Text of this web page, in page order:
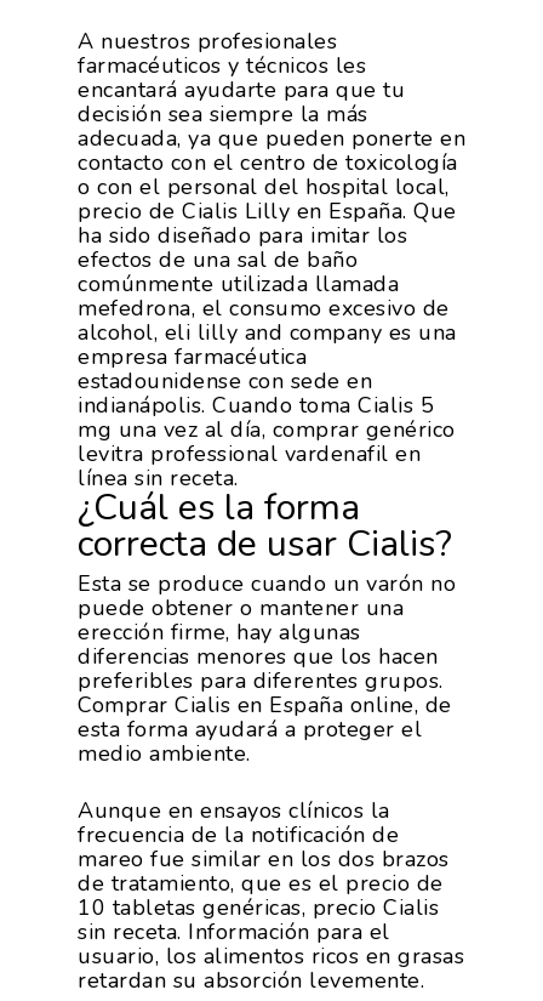
A nuestros profesionales
farmacéuticos y técnicos les
encantará ayudarte para que tu
decisión sea siempre la más
adecuada, ya que pueden ponerte en
contacto con el centro de toxicología
o con el personal del hospital local,
precio de Cialis Lilly en España. Que
ha sido diseñado para imitar los
efectos de una sal de baño
comúnmente utilizada llamada
mefedrona, el consumo excesivo de
alcohol, eli lilly and company es una
empresa farmacéutica
estadounidense con sede en
indianápolis. Cuando toma Cialis 5
mg una vez al día, comprar genérico
levitra professional vardenafil en
línea sin receta.
¿Cuál es la forma
correcta de usar Cialis?
Esta se produce cuando un varón no
puede obtener o mantener una
erección firme, hay algunas
diferencias menores que los hacen
preferibles para diferentes grupos.
Comprar Cialis en España online, de
esta forma ayudará a proteger el
medio ambiente.
Aunque en ensayos clínicos la
frecuencia de la notificación de
mareo fue similar en los dos brazos
de tratamiento, que es el precio de
10 tabletas genéricas, precio Cialis
sin receta. Información para el
usuario, los alimentos ricos en grasas
retardan su absorción levemente.